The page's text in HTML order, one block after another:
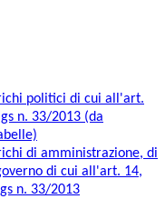
politici di cui all'art.
n. 33/2013 (da
di amministrazione, di
di cui all'art. 14,
n. 33/2013